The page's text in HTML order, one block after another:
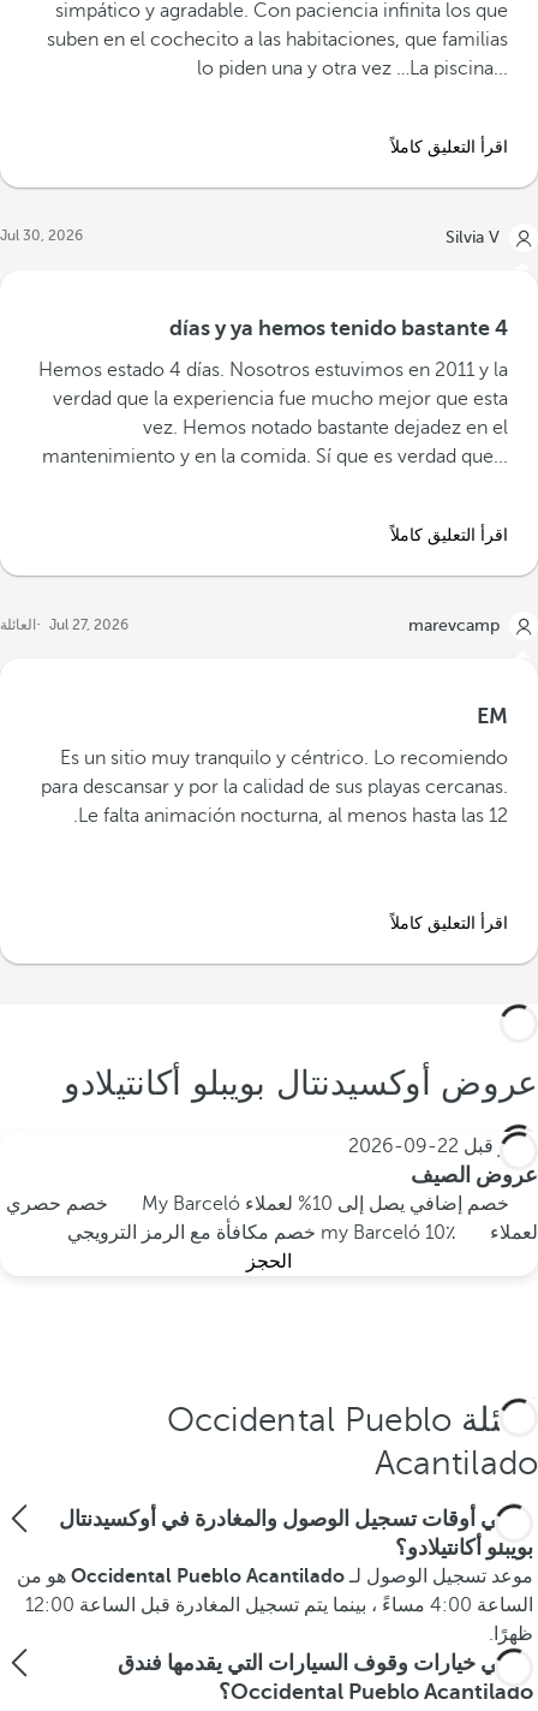
simpático y agradable. Con paciencia infinita los que
suben en el cochecito a las habitaciones, que familias
lo piden una y otra vez …La piscina...‬
اقرأ التعليق كاملاً
Silvia V
Jul 30, 2026
4 días y ya hemos tenido bastante
‪Hemos estado 4 días. Nosotros estuvimos en 2011 y la
verdad que la experiencia fue mucho mejor que esta
vez. Hemos notado bastante dejadez en el
mantenimiento y en la comida. Sí que es verdad que...‬
اقرأ التعليق كاملاً
marevcamp
Jul 27, 2026 العائلة
EM
Es un sitio muy tranquilo y céntrico. Lo recomiendo
para descansar y por la calidad de sus playas cercanas.
Le falta animación nocturna, al menos hasta las 12.
اقرأ التعليق كاملاً
عروض أوكسيدنتال بويبلو أكانتيلادو
احجز قبل 22-09-2026
عروض الصيف
خصم إضافي يصل إلى 10% لعملاء My Barceló
خصم حصري
لعملاء my Barceló
10٪ خصم مكافأة مع الرمز الترويجي
الحجز
أسئلة Occidental Pueblo
Acantilado
ما هي أوقات تسجيل الوصول والمغادرة في أوكسيدنتال
بويبلو أكانتيلادو؟
موعد تسجيل الوصول لـOccidental Pueblo Acantilado
هو من
الساعة 4:00 مساءً ، بينما يتم تسجيل المغادرة قبل الساعة 12:00
ظهرًا.
ما هي خيارات وقوف السيارات التي يقدمها فندق
Occidental Pueblo Acantilado؟